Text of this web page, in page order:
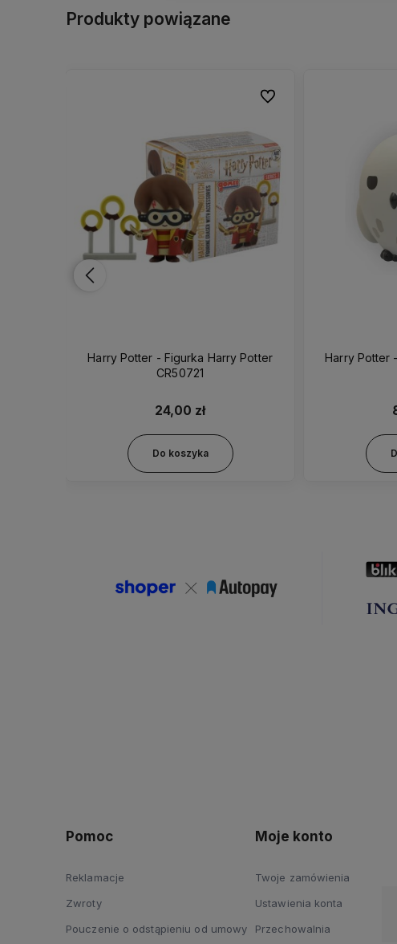
Produkty powiązane
Harry Potter - Figurka Harry Potter
CR50721
24,00 zł
Do koszyka
Do ulubionych
Harry Potter
Pomoc
Reklamacje
Zwroty
Pouczenie o odstąpieniu od umowy
Moje konto
Twoje zamówienia
Ustawienia konta
Przechowalnia